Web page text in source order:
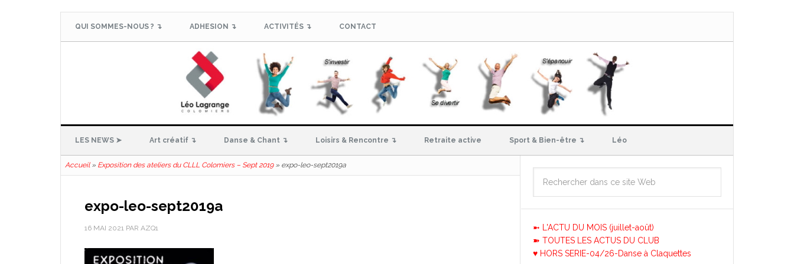
QUI SOMMES-NOUS ? ↴ ADHESION ↴ ACTIVITÉS ↴ CONTACT
LES NEWS ➤ Art créatif ↴ Danse & Chant ↴ Loisirs & Rencontre ↴ Retraite active Sport & Bien-être ↴ Léo
Accueil» Exposition des ateliers du CLLL Colomiers – Sept 2019» expo-leo-sept2019a
expo-leo-sept2019a
16 MAI 2021 PAR AZQ1
➼ L'ACTU DU MOIS (juillet-août)
➽ TOUTES LES ACTUS DU CLUB
♥ HORS SERIE-04/26-Danse à Claquettes